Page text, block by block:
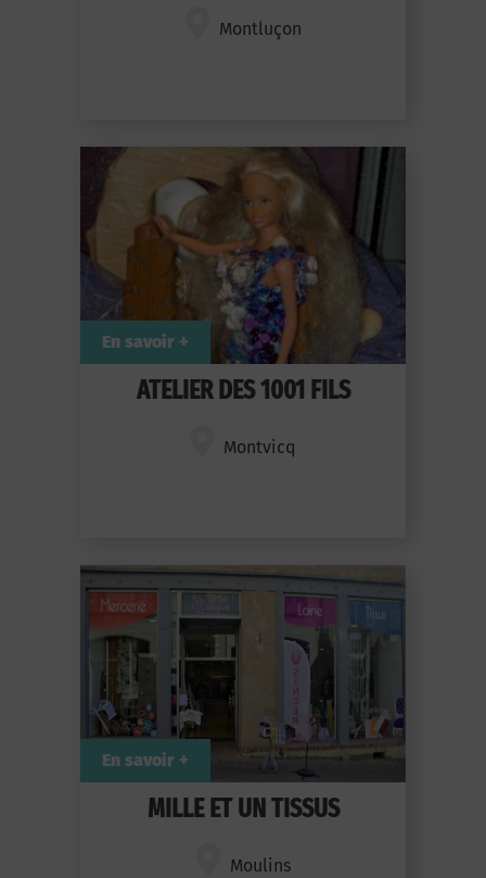
Montluçon
ATELIER DES 1001 FILS
Montvicq
En savoir +
MILLE ET UN TISSUS
Moulins
En savoir +